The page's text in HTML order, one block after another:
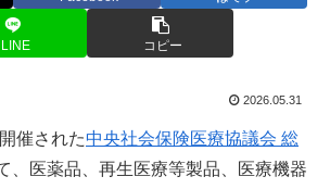
LINE コピー
2026.05.31
催された中央社会保険医療協議会 総
、医薬品、再生医療等製品、医療機器